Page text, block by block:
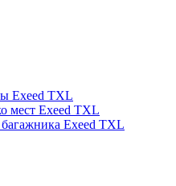
Exeed TXL
мест Exeed TXL
Exeed TXL